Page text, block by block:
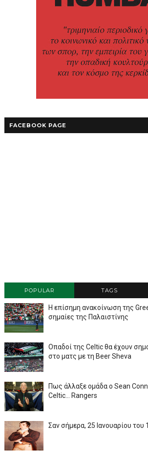
FACEBOOK PAGE
POPULAR TAGS
Η επίσημη ανακοίνωση της
σημαίες της Παλαιστίνης
Οπαδοί της Celtic θα έχουν
στο ματς με τη Beer Sheva
Πως άλλαξε ομάδα ο Sean
Celtic... Rangers
Σαν σήμερα, 25 Ιανουαρίου του